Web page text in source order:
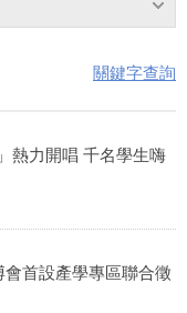
關鍵字查詢
熱力開唱 千名學生嗨
會首設產學專區聯合徵